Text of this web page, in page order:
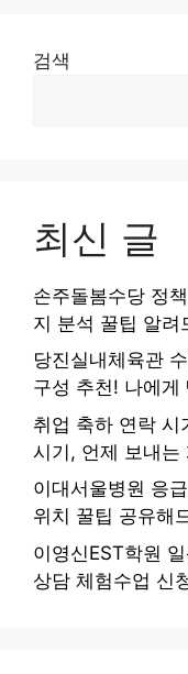
검색
최신 글
손주돌봄수당 정
지 분석 꿀팁 알려
당진실내체육관
구성 추천! 나에게
취업 축하 연락
시기, 언제 보내는
이대서울병원 응
위치 꿀팁 공유해
이영신EST학원
상담 체험수업 신